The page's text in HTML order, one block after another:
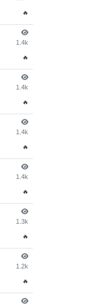
🔥
1.4k
🔥
1.4k
🔥
1.4k
🔥
1.4k
🔥
1.3k
🔥
1.2k
🔥